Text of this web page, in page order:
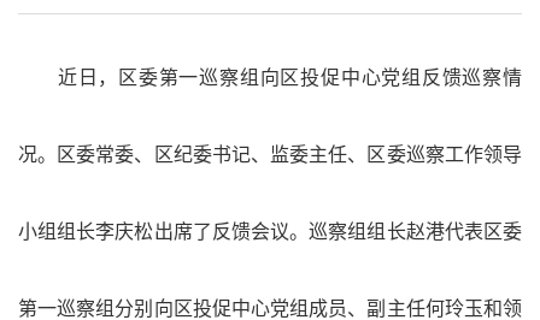
近日，区委第一巡察组向区投促中心党组反馈巡察情
况。区委常委、区纪委书记、监委主任、区委巡察工作领导
小组组长李庆松出席了反馈会议。巡察组组长赵港代表区委
第一巡察组分别向区投促中心党组成员、副主任何玲玉和领